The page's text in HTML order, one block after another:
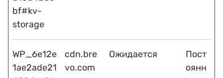
bf#kv-
storage
WP_6e12e
1ae2ade21
cdn.bre
vo.com
Ожидается
Пост
оянн